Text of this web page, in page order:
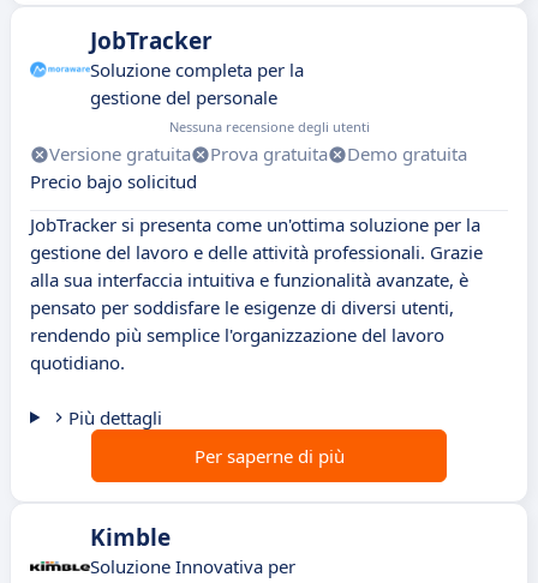
JobTracker
Soluzione completa per la
gestione del personale
Nessuna recensione degli utenti
Versione gratuita Prova gratuita
Demo gratuita
Precio bajo solicitud
JobTracker si presenta come un'ottima soluzione per la
gestione del lavoro e delle attività professionali. Grazie
alla sua interfaccia intuitiva e funzionalità avanzate, è
pensato per soddisfare le esigenze di diversi utenti,
rendendo più semplice l'organizzazione del lavoro
quotidiano.
Più dettagli
Per saperne di più
Kimble
Soluzione Innovativa per